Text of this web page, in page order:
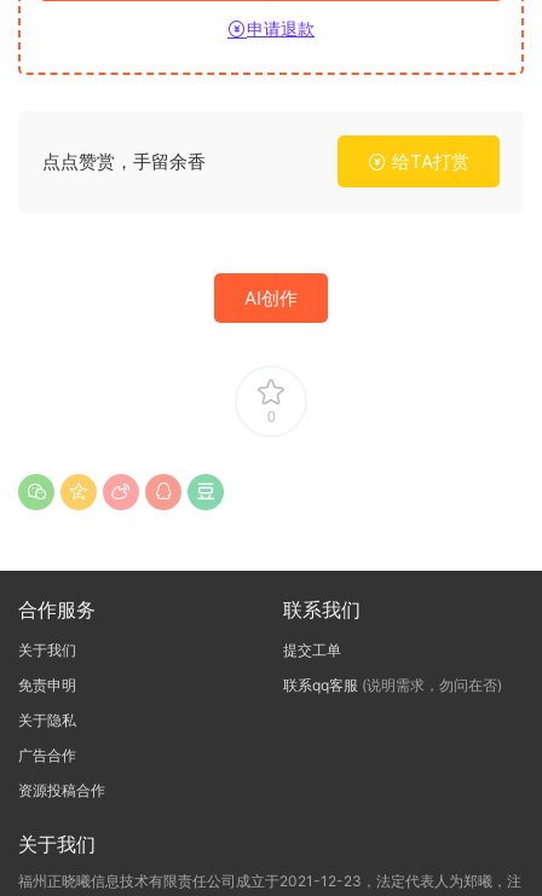
申请退款
点点赞赏，手留余香 给TA打赏
AI创作
0
合作服务
关于我们
免责申明
关于隐私
广告合作
资源投稿合作
联系我们
提交工单
联系qq客服 (说明需求，勿问在否)
关于我们
福州正晓曦信息技术有限责任公司成立于2021-12-23，法定代表人为郑曦，注